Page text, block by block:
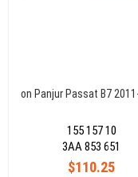
on Panjur Passat B7
155 157 10
$110.25
3AA 853 651